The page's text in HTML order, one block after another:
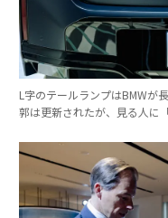
L字のテールランプはBMWが
郭は更新されたが、見る人に